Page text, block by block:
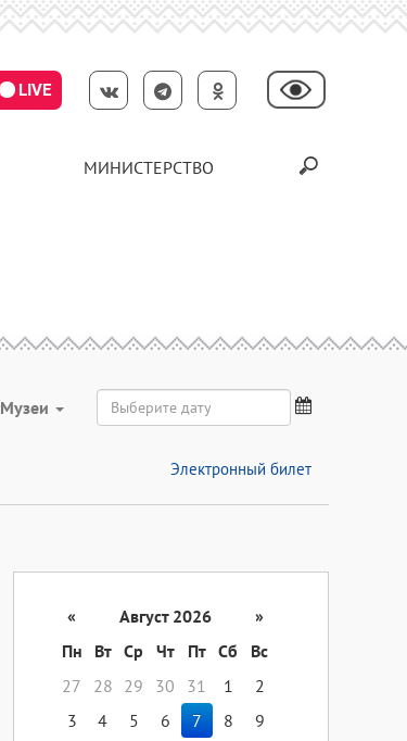
LIVE
МИНИСТЕРСТВО
Музеи
Электронный билет
« Август 2026
»
Пн
Вт Ср Чт Пт Сб
Вс
27
28 29 30 31 1
2
3
4 5 6 7 8
9